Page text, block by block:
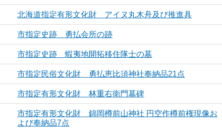
北海道指定有形文化財 アイヌ丸木舟及び推進具
市指定史跡 勇払会所の跡
市指定史跡 蝦夷地開拓移住隊士の墓
市指定民俗文化財 勇払恵比須神社奉納品21点
市指定有形文化財 林重右衛門墓碑
市指定有形文化財 錦岡樽前山神社 円空作樽前権現像お
よび奉納品7点